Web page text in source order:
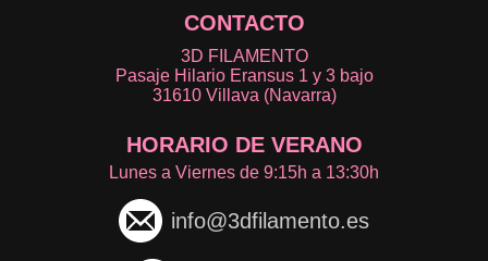
CONTACTO
3D FILAMENTO
Pasaje Hilario Eransus 1 y 3 bajo
31610 Villava (Navarra)
HORARIO DE VERANO
Lunes a Viernes de 9:15h a 13:30h
info@3dfilamento.es